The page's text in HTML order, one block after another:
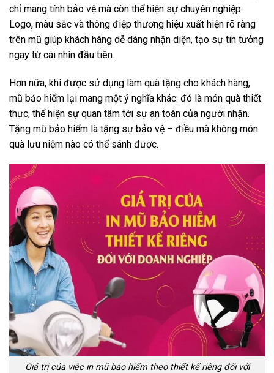
chỉ mang tính bảo vệ mà còn thể hiện sự chuyên nghiệp.
Logo, màu sắc và thông điệp thương hiệu xuất hiện rõ ràng
trên mũ giúp khách hàng dễ dàng nhận diện, tạo sự tin tưởng
ngay từ cái nhìn đầu tiên.
Hơn nữa, khi được sử dụng làm quà tặng cho khách hàng,
mũ bảo hiểm lại mang một ý nghĩa khác: đó là món quà thiết
thực, thể hiện sự quan tâm tới sự an toàn của người nhận.
Tặng mũ bảo hiểm là tặng sự bảo vệ – điều mà không món
quà lưu niệm nào có thể sánh được.
Giá trị của việc in mũ bảo hiểm theo thiết kế riêng đối với